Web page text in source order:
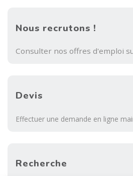
Nous recrutons !
Consulter nos offres d'emploi
Devis
Effectuer une demande en ligne
Recherche